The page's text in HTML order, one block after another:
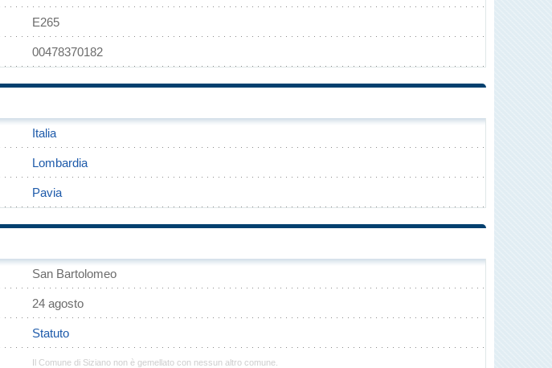
E265
00478370182
Italia
Lombardia
Pavia
San Bartolomeo
24 agosto
Statuto
Il Comune di Siziano non è gemellato con nessun altro comune.